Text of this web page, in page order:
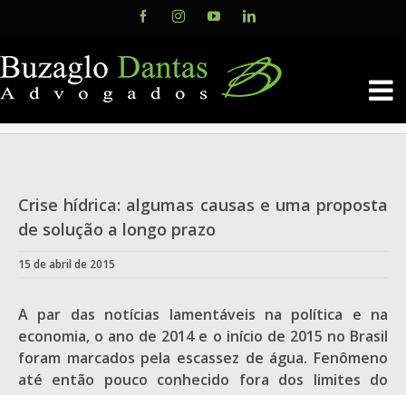
content
FacebookInstagramYouTubeLinkedIn
Crise hídrica: algumas causas e uma proposta
de solução a longo prazo
15 de abril de 2015
A par das notícias lamentáveis na política e na
economia, o ano de 2014 e o início de 2015 no Brasil
foram marcados pela escassez de água. Fenômeno
até então pouco conhecido fora dos limites do